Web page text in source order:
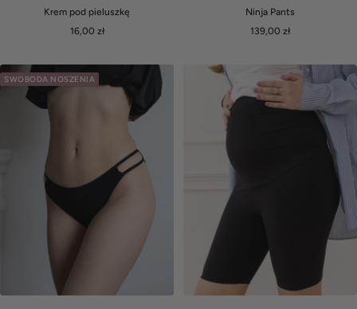
Krem pod pieluszkę
Cena
16,00 zł
Ninja Pants
Cena
139,00 zł
SWOBODA NOSZENIA